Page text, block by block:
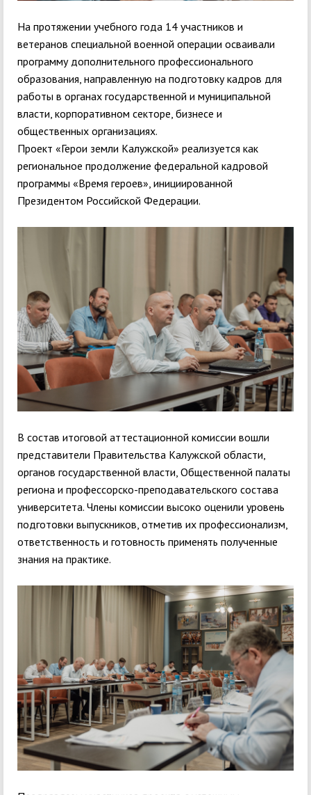
На протяжении учебного года 14 участников и
ветеранов специальной военной операции осваивали
программу дополнительного профессионального
образования, направленную на подготовку кадров для
работы в органах государственной и муниципальной
власти, корпоративном секторе, бизнесе и
общественных организациях.
Проект «Герои земли Калужской» реализуется как
региональное продолжение федеральной кадровой
программы «Время героев», инициированной
Президентом Российской Федерации.
В состав итоговой аттестационной комиссии вошли
представители Правительства Калужской области,
органов государственной власти, Общественной палаты
региона и профессорско-преподавательского состава
университета. Члены комиссии высоко оценили уровень
подготовки выпускников, отметив их профессионализм,
ответственность и готовность применять полученные
знания на практике.